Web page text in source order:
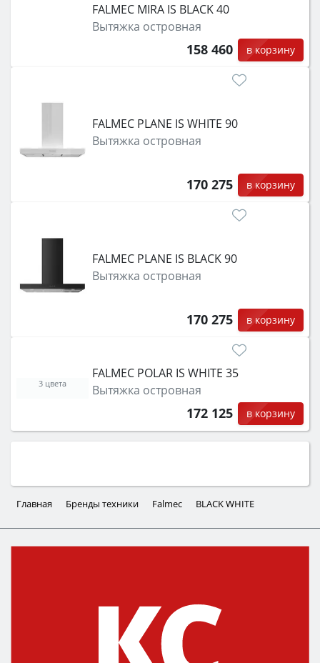
FALMEC MIRA IS BLACK 40
Вытяжка островная
158 460 в корзину
FALMEC PLANE IS WHITE 90
Вытяжка островная
170 275 в корзину
FALMEC PLANE IS BLACK 90
Вытяжка островная
170 275 в корзину
FALMEC POLAR IS WHITE 35
Вытяжка островная
172 125 в корзину
3 цвета
Главная Бренды техники Falmec BLACK WHITE